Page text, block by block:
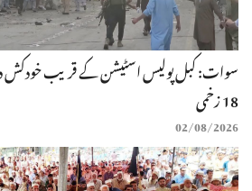
18 زخمی
02/08/2026